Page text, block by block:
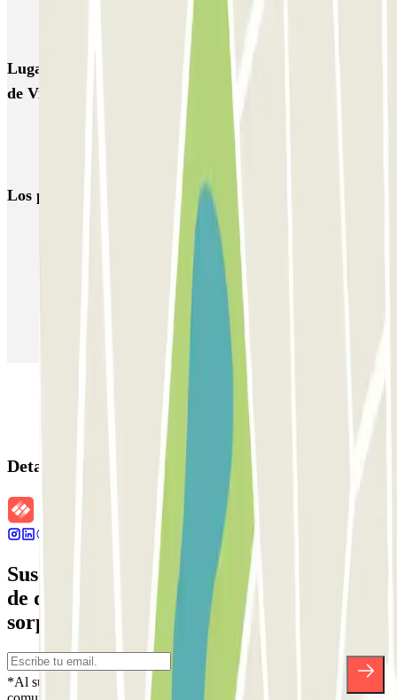
Lugares y eventos interesantes cerca de INDIGO Hôtel
de Ville
Aparcar cerca del barrio Porte de Vanves
Los parkings más reservados
Parking en Barcelona
Parking en Aeropuerto Barcelona
Parking en Aeropuerto Madrid Barajas
Parking en Sants - Estación de Barcelona
Detalles de la reserva
Suscríbete a nuestra newsletter y entérate
de descuentos, sorteos y otras muchas
sorpresas.
*Al suscribirte aceptas nuestra Política de Privacidad para recibir